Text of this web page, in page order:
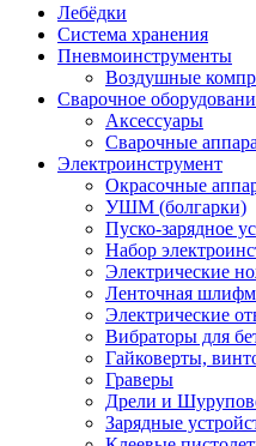
Лебёдки
Система хранения
Пневмоинструменты
Воздушные
Сварочное
Аксессуары
Сварочные
Электроинструмент
Окрасочные
УШМ (болгарки)
Пуско-зарядное
Набор
Электрические
Ленточная
Электрические
Вибраторы для
Гайковерты,
Граверы
Дрели и
Зарядные